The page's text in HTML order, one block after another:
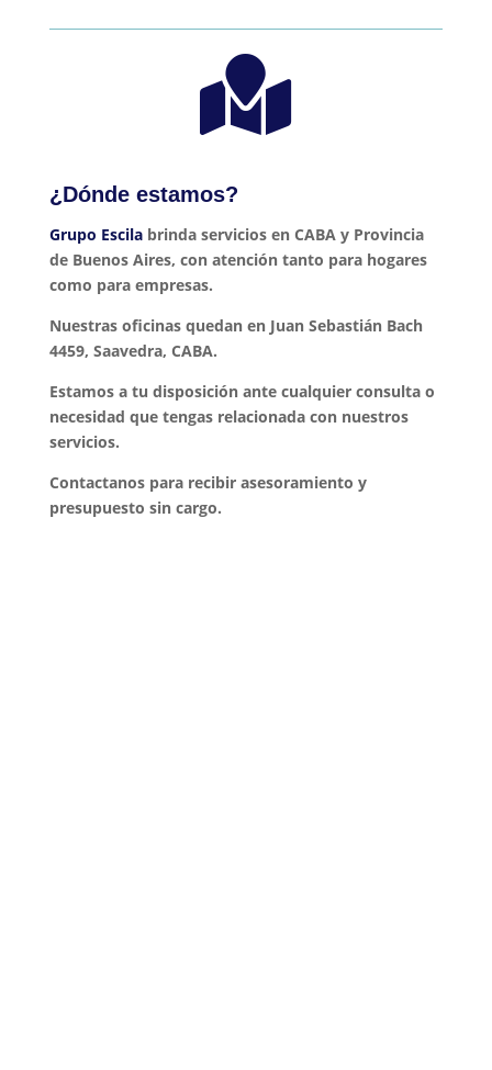

¿Dónde estamos?
Grupo Escilabrinda servicios en CABA y Provincia
de Buenos Aires, con atención tanto para hogares
como para empresas.
Nuestras oficinas quedan en Juan Sebastián Bach
4459, Saavedra, CABA.
Estamos a tu disposición ante cualquier consulta o
necesidad que tengas relacionada con nuestros
servicios.
Contactanos para recibir asesoramiento y
presupuesto sin cargo.